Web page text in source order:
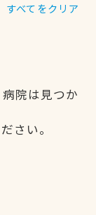
すべてをクリア
院は見つか
さい。